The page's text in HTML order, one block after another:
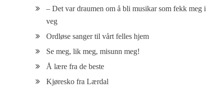
– Det var draumen om å bli musikar som fekk meg i
veg
Ordløse sanger til vårt felles hjem
Se meg, lik meg, misunn meg!
Å lære fra de beste
Kjøresko fra Lærdal